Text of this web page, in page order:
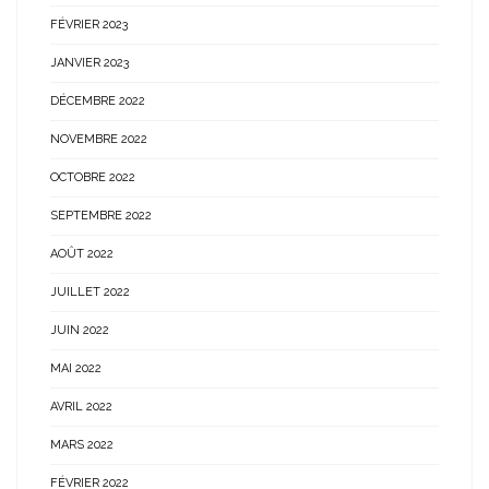
FÉVRIER 2023
JANVIER 2023
DÉCEMBRE 2022
NOVEMBRE 2022
OCTOBRE 2022
SEPTEMBRE 2022
AOÛT 2022
JUILLET 2022
JUIN 2022
MAI 2022
AVRIL 2022
MARS 2022
FÉVRIER 2022